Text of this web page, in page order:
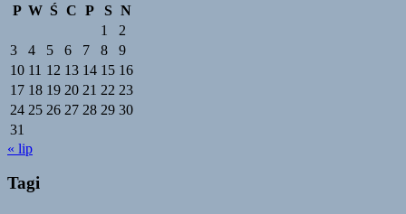
P W Ś C P S N
1
2
3
4 5 6 7 8
9
10 11 12 13 14 15 16
17 18 19 20 21 22 23
24 25 26 27 28 29 30
31
« lip
Tagi